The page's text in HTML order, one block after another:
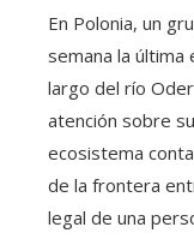
En Polonia, un
semana la última
largo del río
atención sobre
ecosistema
de la frontera
legal de una